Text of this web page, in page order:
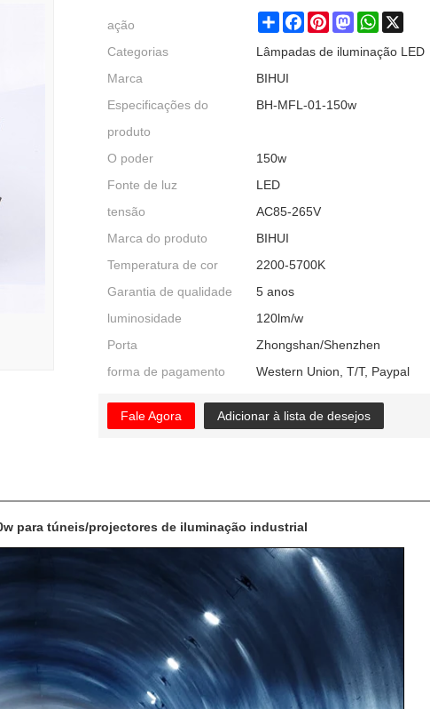
ação ShareFacebookPinterestMastodonWhatsApp
Categorias
Lâmpadas de iluminação LED
Marca
BIHUI
Especificações do
produto
BH-MFL-01-150w
O poder
150w
Fonte de luz
LED
tensão
AC85-265V
Marca do produto
BIHUI
Temperatura de cor
2200-5700K
Garantia de qualidade
5 anos
luminosidade
120lm/w
Porta
Zhongshan/Shenzhen
forma de pagamento
Western Union, T/T, Paypal
Fale Agora Adicionar à lista de desejos
para túneis/projectores de iluminação industrial